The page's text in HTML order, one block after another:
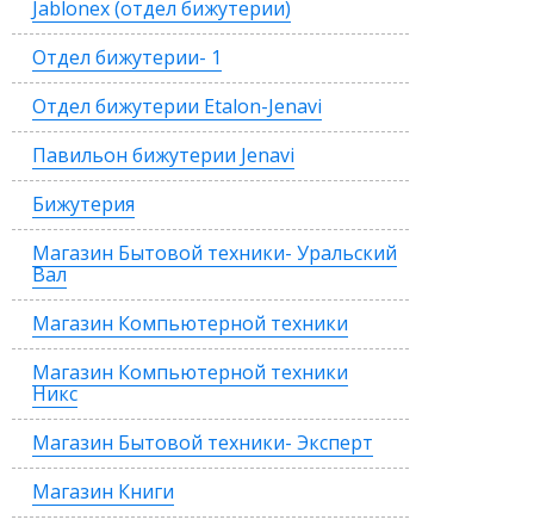
Jablonex (отдел бижутерии)
Отдел бижутерии- 1
Отдел бижутерии Etalon-Jenavi
Павильон бижутерии Jenavi
Бижутерия
Магазин Бытовой техники- Уральский
Вал
Магазин Компьютерной техники
Магазин Компьютерной техники
Никс
Магазин Бытовой техники- Эксперт
Магазин Книги